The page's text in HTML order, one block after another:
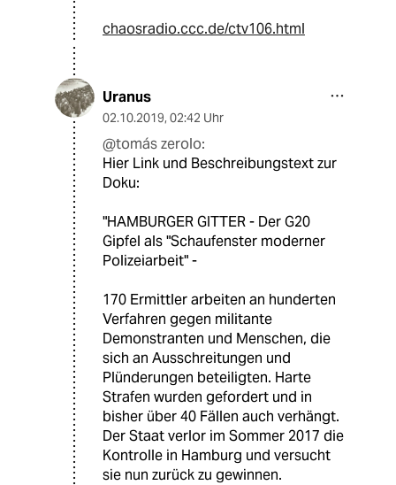
chaosradio.ccc.de/ctv106.html
Uranus
02.10.2019, 02:42 Uhr
@tomás zerolo:
Hier Link und Beschreibungstext zur
Doku:
"HAMBURGER GITTER - Der G20
Gipfel als "Schaufenster moderner
Polizeiarbeit" -
170 Ermittler arbeiten an hunderten
Verfahren gegen militante
Demonstranten und Menschen, die
sich an Ausschreitungen und
Plünderungen beteiligten. Harte
Strafen wurden gefordert und in
bisher über 40 Fällen auch verhängt.
Der Staat verlor im Sommer 2017 die
Kontrolle in Hamburg und versucht
sie nun zurück zu gewinnen.